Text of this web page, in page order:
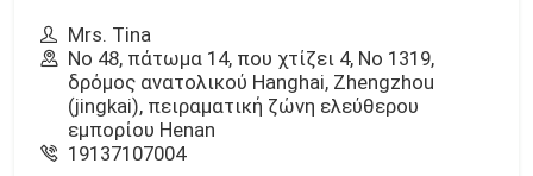
Mrs. Tina
Νο 48, πάτωμα 14, που χτίζει 4, Νο 1319,
δρόμος ανατολικού Hanghai, Zhengzhou
(jingkai), πειραματική ζώνη ελεύθερου
εμπορίου Henan
19137107004